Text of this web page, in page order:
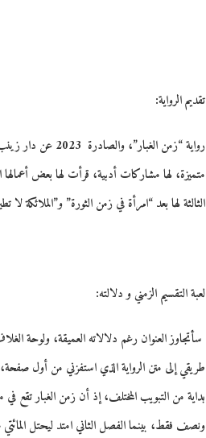
تقديم الرواية:
رواية “زمن
متميزة، لها مشاركات أدبية، قرأت لها بعض أعمالها
الثالثة لها بعد “امرأة في زمن الثورة” و”الملائكة لا
لعبة التقسيم الزمني و دلالته:
سأتجاوز العنوان رغم دلالاته العميقة، ولوحة
طريقي إلى متن الرواية الذي استفزني من أول
بداية من التبويب المختلف، إذ أن زمن الغبار
ونصف فقط، بينما الفصل الثاني امتد ليحتل